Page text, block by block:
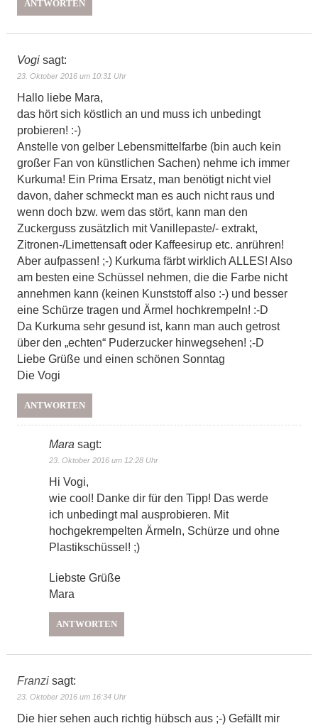
ANTWORTEN
Vogi sagt:
23. Oktober 2016 um 10:31 Uhr
Hallo liebe Mara,
das hört sich köstlich an und muss ich unbedingt
probieren! :-)
Anstelle von gelber Lebensmittelfarbe (bin auch kein
großer Fan von künstlichen Sachen) nehme ich immer
Kurkuma! Ein Prima Ersatz, man benötigt nicht viel
davon, daher schmeckt man es auch nicht raus und
wenn doch bzw. wem das stört, kann man den
Zuckerguss zusätzlich mit Vanillepaste/- extrakt,
Zitronen-/Limettensaft oder Kaffeesirup etc. anrühren!
Aber aufpassen! ;-) Kurkuma färbt wirklich ALLES! Also
am besten eine Schüssel nehmen, die die Farbe nicht
annehmen kann (keinen Kunststoff also :-) und besser
eine Schürze tragen und Ärmel hochkrempeln! :-D
Da Kurkuma sehr gesund ist, kann man auch getrost
über den „echten“ Puderzucker hinwegsehen! ;-D
Liebe Grüße und einen schönen Sonntag
Die Vogi
ANTWORTEN
Mara sagt:
23. Oktober 2016 um 12:28 Uhr
Hi Vogi,
wie cool! Danke dir für den Tipp! Das werde
ich unbedingt mal ausprobieren. Mit
hochgekrempelten Ärmeln, Schürze und ohne
Plastikschüssel! ;)
Liebste Grüße
Mara
ANTWORTEN
Franzi sagt:
23. Oktober 2016 um 16:34 Uhr
Die hier sehen auch richtig hübsch aus ;-) Gefällt mir